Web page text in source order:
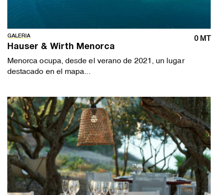
GALERIA 0 MT
Hauser & Wirth Menorca
Menorca ocupa, desde el verano de 2021, un lugar
destacado en el mapa...